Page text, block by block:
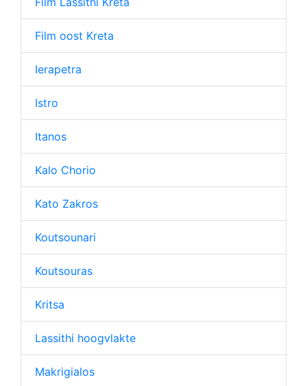
Film oost Kreta
Ierapetra
Istro
Itanos
Kalo Chorio
Kato Zakros
Koutsounari
Koutsouras
Kritsa
Lassithi hoogvlakte
Makrigialos